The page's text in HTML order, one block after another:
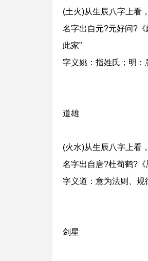
(土火)从生辰八字上看
名字出自元?元好问?
此家”
字义姚：指姓氏；明：
道雄
(火水)从生辰八字上看
名字出自唐?杜荀鹤?
字义道：意为法则、规
剑星